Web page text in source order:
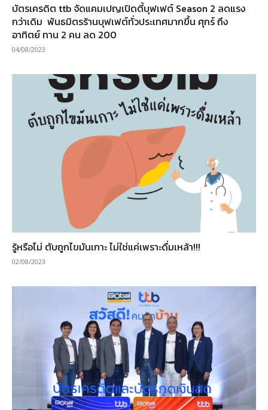
บัตรเครดิต ttb จัดแคมเปญเปิดตี้บุฟเฟต์ Season 2 ลดแรง
กว่าเดิม พันธมิตรร้านบุฟเฟต์ทั่วประเทศมากขึ้น ศุกร์ ถึง
อาทิตย์ ทาน 2 คน ลด 200
04/08/2023
รู้หรือไม่ ตับถูกไขมันเกาะ ไม่ใช่แค่เพราะดื่มเหล้า!!!
02/08/2023